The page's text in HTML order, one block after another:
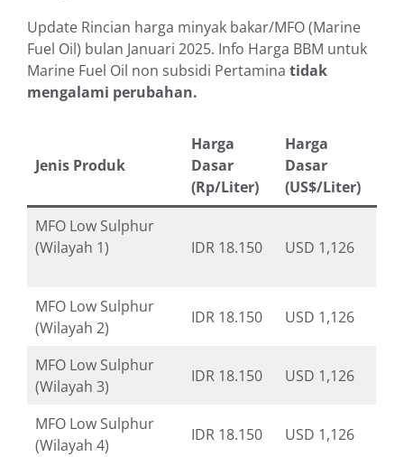
Update Rincian harga minyak bakar/MFO (Marine
Fuel Oil) bulan Januari 2025. Info Harga BBM untuk
Marine Fuel Oil non subsidi Pertamina tidak
mengalami perubahan.
Jenis Produk
Harga
Dasar
(Rp/Liter)
Harga
Dasar
(US$/Liter)
MFO Low Sulphur
(Wilayah 1)
IDR 18.150 USD 1,126
MFO Low Sulphur
(Wilayah 2)
IDR 18.150 USD 1,126
MFO Low Sulphur
(Wilayah 3)
IDR 18.150 USD 1,126
MFO Low Sulphur
(Wilayah 4)
IDR 18.150 USD 1,126